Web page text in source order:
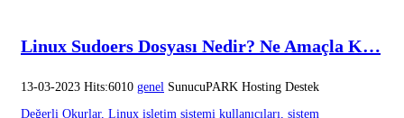
Linux Sudoers Dosyası Nedir? Ne Amaçla K…
13-03-2023 Hits:6010 genel SunucuPARK Hosting Destek
Değerli Okurlar, Linux işletim sistemi kullanıcıları, sistem